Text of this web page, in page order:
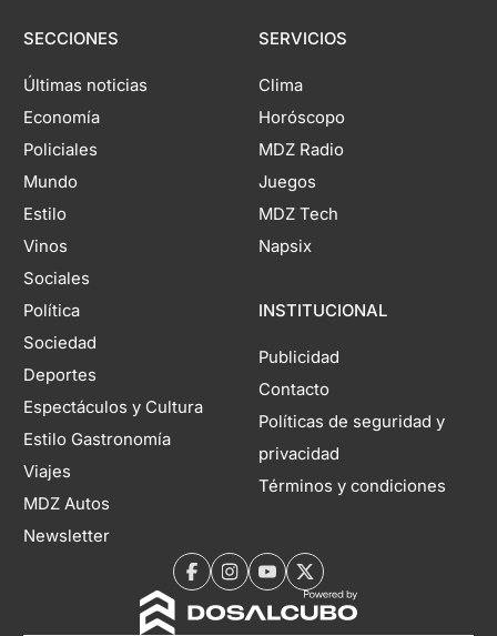
SECCIONES
Últimas noticias
Economía
Policiales
Mundo
Estilo
Vinos
Sociales
Política
Sociedad
Deportes
Espectáculos y Cultura
Estilo Gastronomía
Viajes
MDZ Autos
Newsletter
SERVICIOS
Clima
Horóscopo
MDZ Radio
Juegos
MDZ Tech
Napsix
INSTITUCIONAL
Publicidad
Contacto
Políticas de seguridad y
privacidad
Términos y condiciones